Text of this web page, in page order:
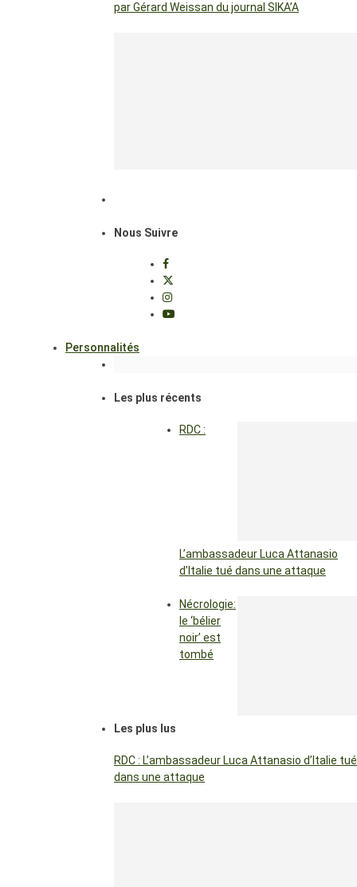
par Gérard Weissan du journal SIKA’A
Nous Suivre
Personnalités
Les plus récents
RDC :
L’ambassadeur Luca Attanasio
d’Italie tué dans une attaque
Nécrologie:
le ‘bélier
noir’ est
tombé
Les plus lus
RDC : L’ambassadeur Luca Attanasio d’Italie tué
dans une attaque